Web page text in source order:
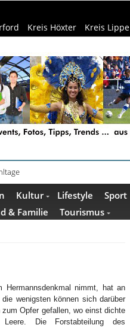
Kreis Höxter Kreis Lippe
Kultur Lifestyle Sport
& Familie Tourismus
Hermannsdenkmal nimmt, hat an
wenigsten können sich darüber
Opfer gefallen, wo einst dichte
Die Forstabteilung des